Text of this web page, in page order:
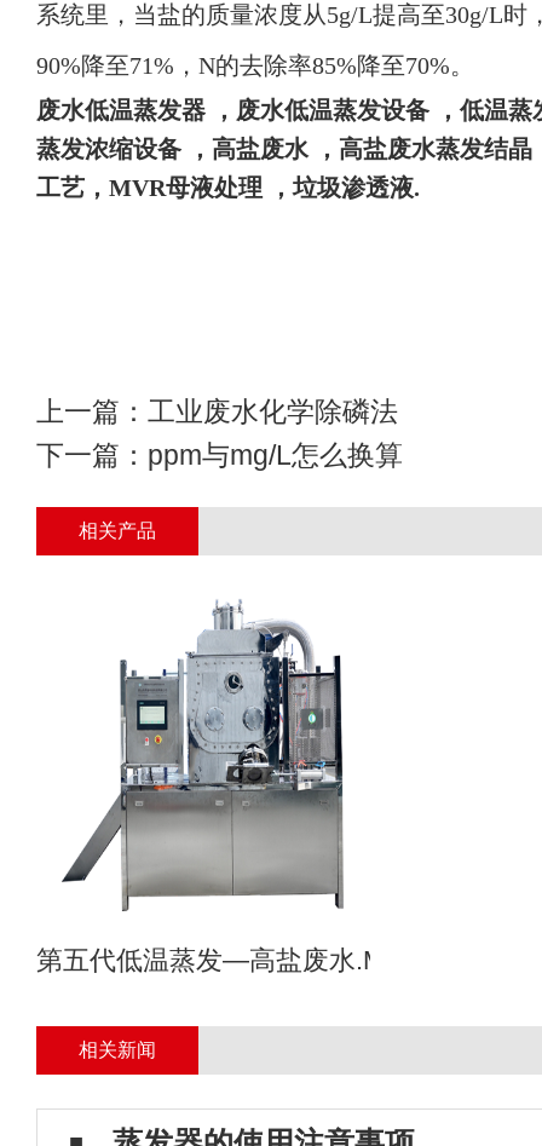
系统里，当盐的质量浓度从5g/L提高至30g/L时
90%降至71%，N的去除率85%降至70%。
废水低温蒸发器 ，废水低温蒸发设备 ， 低温蒸
蒸发浓缩设备 ，高盐废水 ，高盐废水蒸发结
工艺，MVR母液处理 ，垃圾渗透液.
上一篇： 工业废水化学除磷法
下一篇： ppm与mg/L怎么换算
相关产品
第五代低温蒸发—高盐废水.MVR母液专业
相关新闻